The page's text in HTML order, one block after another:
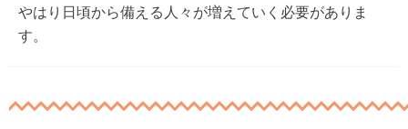
やはり日頃から備える人々が増えていく必要がありま
す。